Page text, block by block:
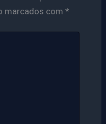
marcados com *